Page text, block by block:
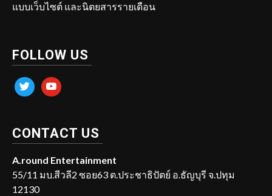
แบบเว็บไซต์ และนิตยสารรายเดือน
FOLLOW US
twitter youtube
CONTACT US
A.round Entertainment
55/11 มบ.สีวลี2 ซอย63 ต.ประชาธิปัตย์ อ.ธัญบุรี จ.ปทุม
12130